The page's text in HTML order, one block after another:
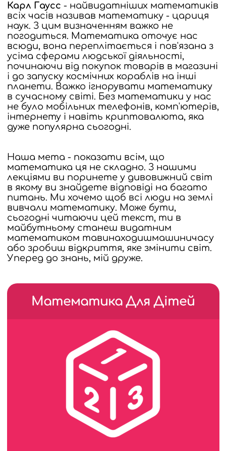
Карл Гаусс - найвидатніших математиків
всіх часів називав математику - цариця
наук. З цим визначенням важко не
погодиться. Математика оточує нас
всюди, вона переплітається і пов'язана з
усіма сферами людської діяльності,
починаючи від покупок товарів в магазині
і до запуску космічних кораблів на інші
планети. Важко ігнорувати математику
в сучасному світі. Без математики у нас
не було мобільних телефонів, комп'ютерів,
інтернету і навіть криптовалюта, яка
дуже популярна сьогодні.
Наша мета - показати всім, що
математика ця не складно. З нашими
лекціями ви поринете у дивовижний світ
в якому ви знайдете відповіді на багато
питань. Ми хочемо щоб всі люди на землі
вивчали математику. Може бути,
сьогодні читаючи цей текст, ти в
майбутньому станеш видатним
математиком тавинаходишмашиничасу
або зробиш відкриття, яке змінити світ.
Уперед до знань, мій друже.
Математика Для Дітей